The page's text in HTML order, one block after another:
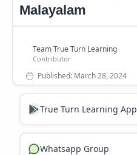
Malayalam
True Turn Learning App
Whatsapp Group